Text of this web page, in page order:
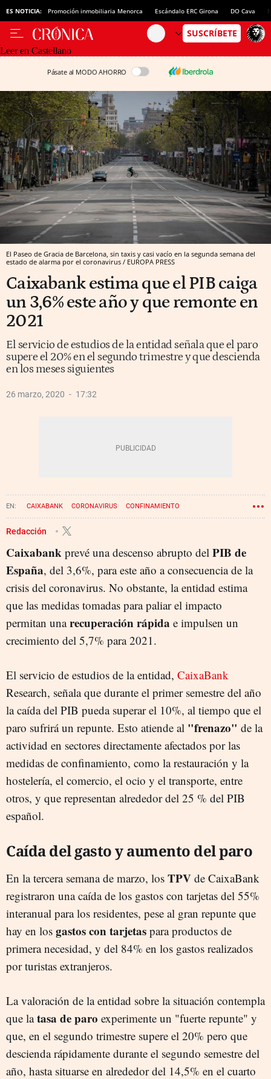
ES NOTICIA: Promoción inmobiliaria Menorca Escándalo ERC Girona DO Cava
Leer en Castellano
Pásate al MODO AHORRO
El Paseo de Gracia de Barcelona, sin taxis y casi vacío en la segunda semana del
estado de alarma por el coronavirus / EUROPA PRESS
Caixabank estima que el PIB caiga
un 3,6% este año y que remonte en
2021
El servicio de estudios de la entidad señala que el paro
supere el 20% en el segundo trimestre y que descienda
en los meses siguientes
26 marzo, 2020 17:32
CAIXABANK CORONAVIRUS CONFINAMIENTO
Redacción
Caixabank prevé una descenso abrupto del PIB de
España, del 3,6%, para este año a consecuencia de la
crisis del coronavirus. No obstante, la entidad estima
que las medidas tomadas para paliar el impacto
permitan unarecuperación rápida e impulsen un
crecimiento del 5,7% para 2021.
El servicio de estudios de la entidad, CaixaBank
Research, señala que durante el primer semestre del año
la caída del PIB pueda superar el 10%, al tiempo que el
paro sufrirá un repunte. Esto atiende al "frenazo" de la
actividad en sectores directamente afectados por las
medidas de confinamiento, como la restauración y la
hostelería, el comercio, el ocio y el transporte, entre
otros, y que representan alrededor del 25 % del PIB
español.
Caída del gasto y aumento del paro
En la tercera semana de marzo, los TPV de CaixaBank
registraron una caída de los gastos con tarjetas del 55%
interanual para los residentes, pese al gran repunte que
hay en los gastos con tarjetas para productos de
primera necesidad, y del 84% en los gastos realizados
por turistas extranjeros.
La valoración de la entidad sobre la situación contempla
que latasa de paro experimente un "fuerte repunte" y
que, en el segundo trimestre supere el 20% pero que
descienda rápidamente durante el segundo semestre del
año, hasta situarse en alrededor del 14,5% en el cuarto